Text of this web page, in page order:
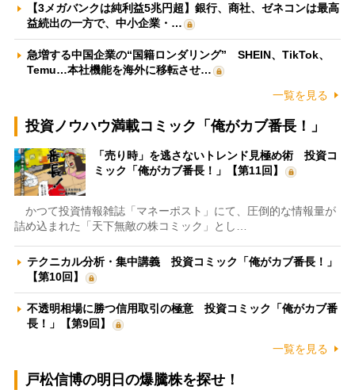
【3メガバンクは純利益5兆円超】銀行、商社、ゼネコンは最高
益続出の一方で、中小企業・…
急増する中国企業の“国籍ロンダリング” SHEIN、TikTok、
Temu…本社機能を海外に移転させ…
一覧を見る
投資ノウハウ満載コミック「俺がカブ番長！」
「売り時」を逃さないトレンド見極め術 投資コ
ミック「俺がカブ番長！」【第11回】
かつて投資情報雑誌「マネーポスト」にて、圧倒的な情報量が
詰め込まれた「天下無敵の株コミック」とし…
テクニカル分析・集中講義 投資コミック「俺がカブ番長！」
【第10回】
不透明相場に勝つ信用取引の極意 投資コミック「俺がカブ番
長！」【第9回】
一覧を見る
戸松信博の明日の爆騰株を探せ！